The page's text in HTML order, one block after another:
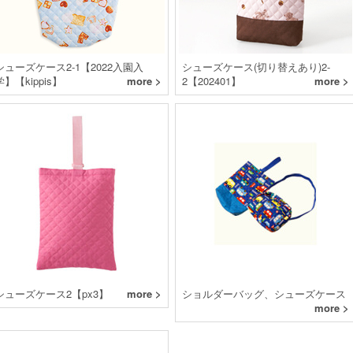
ューズケース2-1【2022入園入
】【kippis】
more >
シューズケース(切り替えあり)2-
2【202401】
more >
ューズケース2【px3】 more >
ショルダーバッグ、シューズケース
more >